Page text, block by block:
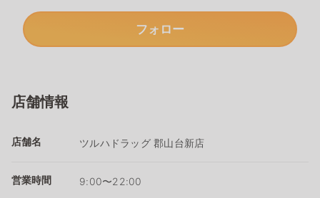
フォロー
店舗情報
店舗名 ツルハドラッグ 郡山台新店
営業時間 9:00〜22:00